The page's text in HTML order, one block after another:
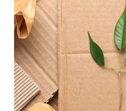
Подготовительные
Бизнес и маркетинг
Все программы
Дополнительное
Коммуникационный и